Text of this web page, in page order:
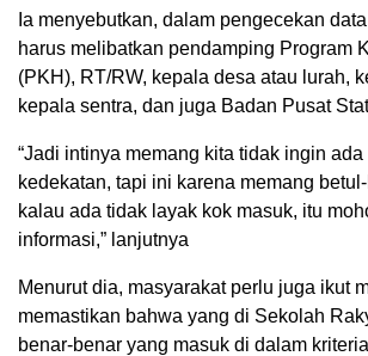
Ia menyebutkan, dalam pengecekan
harus melibatkan pendamping Program
(PKH), RT/RW, kepala desa atau lurah,
kepala sentra, dan juga Badan Pusat
“Jadi intinya memang kita tidak ingin
kedekatan, tapi ini karena memang
kalau ada tidak layak kok masuk, itu
informasi,” lanjutnya
Menurut dia, masyarakat perlu juga ikut
memastikan bahwa yang di Sekolah
benar-benar yang masuk di dalam